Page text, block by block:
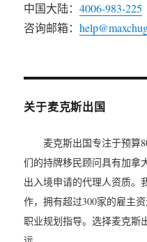
中国大陆：4006-983-225
咨询邮箱：
关于麦克斯出国
麦克斯出国专注于预算
们的持牌移民顾问具有加拿
出入境申请的代理人资质。
作，拥有超过300家的雇主
职业规划指导。选择麦克斯